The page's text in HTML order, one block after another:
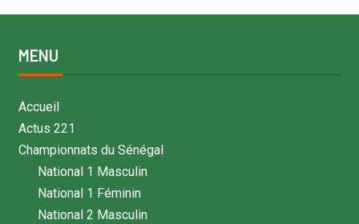
MENU
Accueil
Actus 221
Championnats du Sénégal
National 1 Masculin
National 1 Féminin
National 2 Masculin